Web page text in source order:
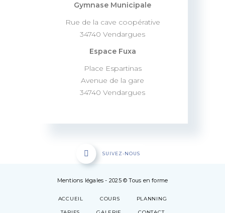
Gymnase Municipale
Rue de la cave coopérative
34740 Vendargues
Espace Fuxa
Place Espartinas
Avenue de la gare
34740 Vendargues
SUIVEZ-NOUS
Mentions légales - 2025 © Tous en forme
ACCUEIL COURS PLANNING